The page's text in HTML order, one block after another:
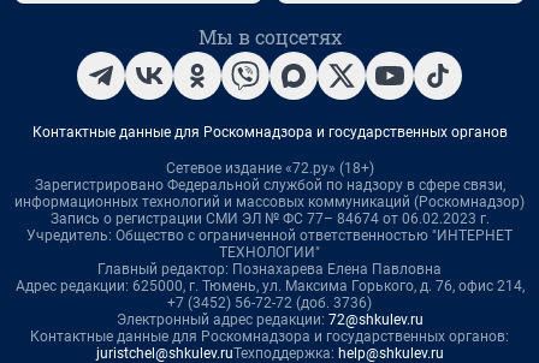
Мы в соцсетях
Контактные данные для Роскомнадзора и государственных органов
Сетевое издание «72.ру» (18+)
Зарегистрировано Федеральной службой по надзору в сфере связи,
информационных технологий и массовых коммуникаций (Роскомнадзор)
Запись о регистрации СМИ ЭЛ № ФС 77– 84674 от 06.02.2023 г.
Учредитель: Общество с ограниченной ответственностью "ИНТЕРНЕТ
ТЕХНОЛОГИИ"
Главный редактор: Познахарева Елена Павловна
Адрес редакции: 625000, г. Тюмень, ул. Максима Горького, д. 76, офис 214,
+7 (3452) 56-72-72 (доб. 3736)
Электронный адрес редакции: 72@shkulev.ru
Контактные данные для Роскомнадзора и государственных органов:
juristchel@shkulev.ruТехподдержка: help@shkulev.ru